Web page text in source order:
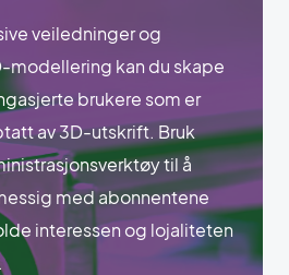
veiledninger og
modellering kan du skape
brukere som er
av 3D-utskrift. Bruk
til å
med abonnentene
interessen og lojaliteten